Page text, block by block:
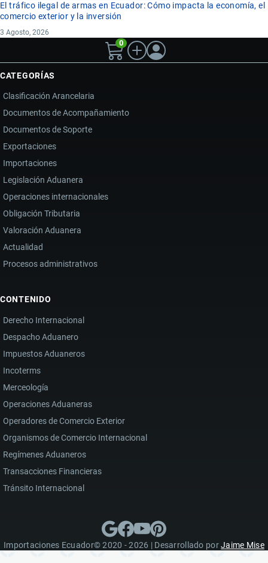
El tráfico ilegal de armas en Ecuador: Cómo impacta la economía, el
comercio exterior y la inversión
3 Agosto, 2026
0
CATEGORÍAS
Clasificación Arancelaria
Documentos de Acompañamiento
Documentos de Soporte
Exportaciones
Importaciones
Legislación Aduanera
Operaciones internacionales
Obligación Tributaria
Valoración Aduanera
Actualidad
Procesos administrativos
CONTENIDO
Derecho Internacional
Despacho Aduanero
Impuestos Aduaneros
Incoterms
Merceología
Operaciones Aduaneras
Operadores de Comercio Exterior
Organismos de Comercio Internacional
Regímenes Aduaneros
Transacciones Financieras
Tránsito Internacional
Importaciones Ecuador© 2020 - 2026 | Desarrollado porJaime Mise